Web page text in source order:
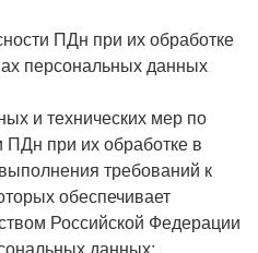
ПДн при их обработке
персональных данных
и технических мер по
ПДн при их обработке в
требований к
обеспечивает
Российской Федерации